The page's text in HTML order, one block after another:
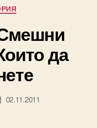
да
02.11.2011